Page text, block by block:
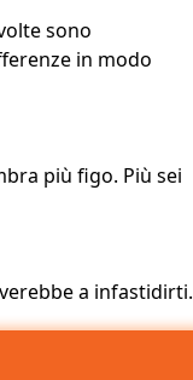
sono
in modo
più figo. Più sei
a infastidirti.